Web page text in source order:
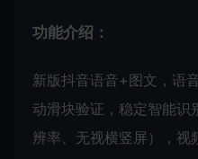
功能介绍：
新版抖音语音+图文，语
动滑块验证，稳定智能识
辨率、无视横竖屏），视